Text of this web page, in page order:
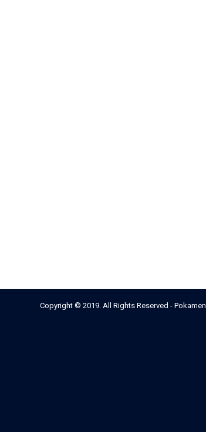
Copyright © 2019. All Rights Reserved - Pokamen